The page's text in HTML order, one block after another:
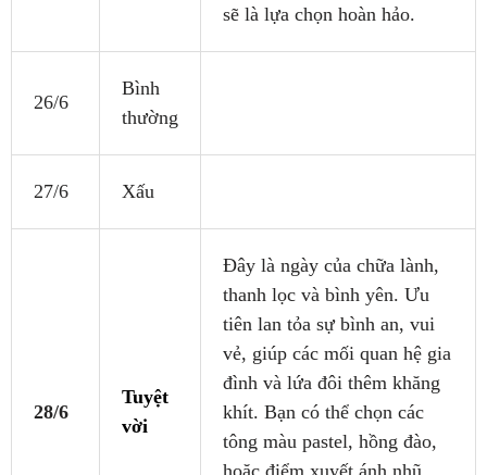
sẽ là lựa chọn hoàn hảo.
26/6
Bình
thường
27/6 Xấu
28/6
Tuyệt
vời
Đây là ngày của chữa lành,
thanh lọc và bình yên. Ưu
tiên lan tỏa sự bình an, vui
vẻ, giúp các mối quan hệ gia
đình và lứa đôi thêm khăng
khít. Bạn có thể chọn các
tông màu pastel, hồng đào,
hoặc điểm xuyết ánh nhũ